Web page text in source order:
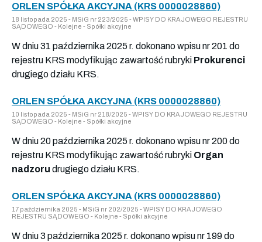
ORLEN SPÓŁKA AKCYJNA (KRS 0000028860)
18 listopada 2025 - MSiG nr 223/2025 - WPISY DO KRAJOWEGO REJESTRU
SĄDOWEGO - Kolejne - Spółki akcyjne
W dniu 31 października 2025 r. dokonano wpisu nr 201 do
rejestru KRS modyfikując zawartość rubryki Prokurenci
drugiego działu KRS.
ORLEN SPÓŁKA AKCYJNA (KRS 0000028860)
10 listopada 2025 - MSiG nr 218/2025 - WPISY DO KRAJOWEGO REJESTRU
SĄDOWEGO - Kolejne - Spółki akcyjne
W dniu 20 października 2025 r. dokonano wpisu nr 200 do
rejestru KRS modyfikując zawartość rubryki Organ
nadzoru drugiego działu KRS.
ORLEN SPÓŁKA AKCYJNA (KRS 0000028860)
17 października 2025 - MSiG nr 202/2025 - WPISY DO KRAJOWEGO
REJESTRU SĄDOWEGO - Kolejne - Spółki akcyjne
W dniu 3 października 2025 r. dokonano wpisu nr 199 do